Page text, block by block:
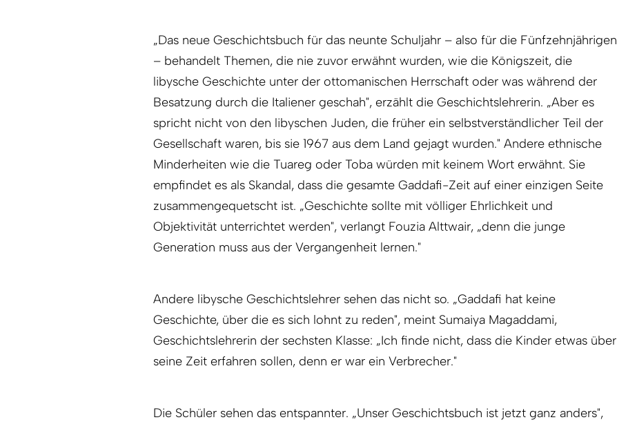
„Das neue Geschichtsbuch für das neunte Schuljahr – also für die Fünfzehnjährigen
– behandelt Themen, die nie zuvor erwähnt wurden, wie die Königszeit, die
libysche Geschichte unter der ottomanischen Herrschaft oder was während der
Besatzung durch die Italiener geschah", erzählt die Geschichtslehrerin. „Aber es
spricht nicht von den libyschen Juden, die früher ein selbstverständlicher Teil der
Gesellschaft waren, bis sie 1967 aus dem Land gejagt wurden." Andere ethnische
Minderheiten wie die Tuareg oder Toba würden mit keinem Wort erwähnt. Sie
empfindet es als Skandal, dass die gesamte Gaddafi-Zeit auf einer einzigen Seite
zusammengequetscht ist. „Geschichte sollte mit völliger Ehrlichkeit und
Objektivität unterrichtet werden", verlangt Fouzia Alttwair, „denn die junge
Generation muss aus der Vergangenheit lernen."
Andere libysche Geschichtslehrer sehen das nicht so. „Gaddafi hat keine
Geschichte, über die es sich lohnt zu reden", meint Sumaiya Magaddami,
Geschichtslehrerin der sechsten Klasse: „Ich finde nicht, dass die Kinder etwas über
seine Zeit erfahren sollen, denn er war ein Verbrecher."
Die Schüler sehen das entspannter. „Unser Geschichtsbuch ist jetzt ganz anders",